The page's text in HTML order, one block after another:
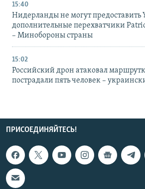
15:40
Нидерланды не могут предоставить
дополнительные перехватчики
– Минобороны страны
15:02
Российский дрон атаковал
пострадали пять человек –
ПРИСОЕДИНЯЙТЕСЬ!